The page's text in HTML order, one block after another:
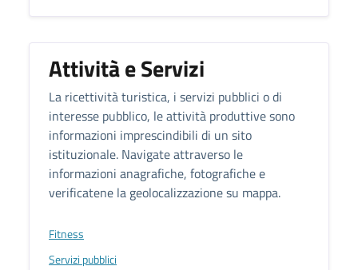
Attività e Servizi
La ricettività turistica, i servizi pubblici o di
interesse pubblico, le attività produttive sono
informazioni imprescindibili di un sito
istituzionale. Navigate attraverso le
informazioni anagrafiche, fotografiche e
verificatene la geolocalizzazione su mappa.
Fitness
Servizi pubblici